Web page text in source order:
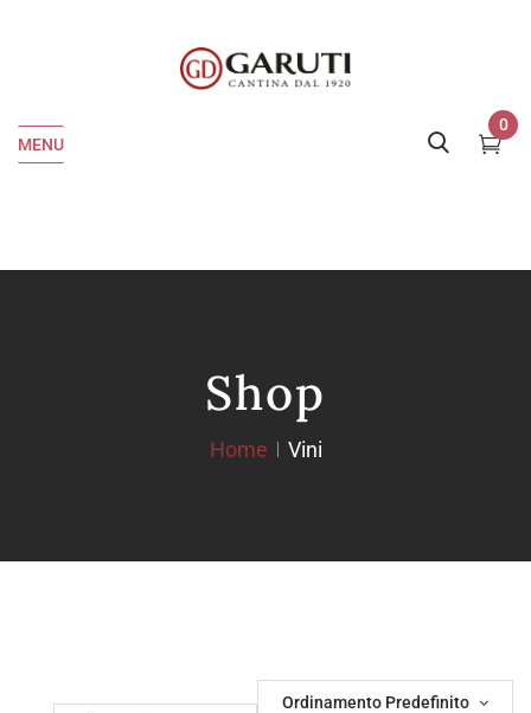
MENU
0
Shop
Home Vini
Ordinamento Predefinito